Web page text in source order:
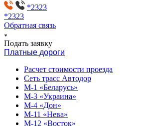
*2323
*2323
Обратная связь
Подать заявку
Платные дороги
Расчет стоимости проезда
Сеть трасс Автодор
М-1 «Беларусь»
М-3 «Украина»
М-4 «Дон»
М-11 «Нева»
М-12 «Восток»